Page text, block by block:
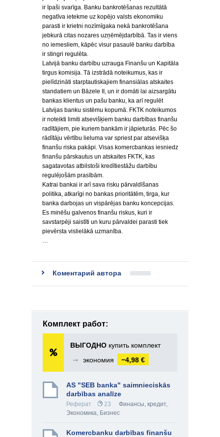
ir īpaši svarīga. Banku bankrotēšanas rezultātā
negatīva ietekme uz kopējo valsts ekonomiku
parasti ir krietni nozīmīgaka nekā bankrotēšana
jebkurā citas nozares uzņēmējdarbībā. Tas ir viens
no iemesliem, kāpēc visur pasaulē banku darbība
ir stingri regulēta.
Latvijā banku darbību uzrauga Finanšu un Kapitāla
tirgus komisija. Tā izstrādā noteikumus, kas ir
pielīdzināti starptautiskajiem finansiālas atskaites
standatiem un Bāzele II, un ir domāti lai aizsargātu
bankas klientus un pašu banku, ka arī regulēt
Latvijas banku sistēmu kopumā. FKTK noteikumos
ir noteikti limiti atsevišķiem banku darbības finanšu
radītājiem, pie kuriem bankām ir jāpieturās. Pēc šo
rādītāju vērtību lieluma var spriest par atsevišķa
finanšu riska pakāpi. Visas komercbankas iesniedz
finanšu pārskautus un atskaites FKTK, kas
sagatavotas atbilstoši kredītiestāžu darbību
regulējošām prasībām.
Katrai bankai ir arī sava risku pārvaldīšanas
politika, atkarīgi no bankas prioritātēm, tirga, kur
banka darbojas un vispārējas banku koncepcijas.
Es minēšu galvenos finanšu riskus, kuri ir
savstarpēji saistīti un kuru pārvaldei parasti tiek
pievērsta vislielākā uzmanība.
…
Коментарий автора
Комплект работ:
ВЫГОДНО купить комплект
➞
экономия −4,98 €
AS "SEB banka" saimnieciskās
darbības analīze
Реферат 23 Финансы, кредит,
Экономика, Бизнес
Komercbanku darbības finanšu